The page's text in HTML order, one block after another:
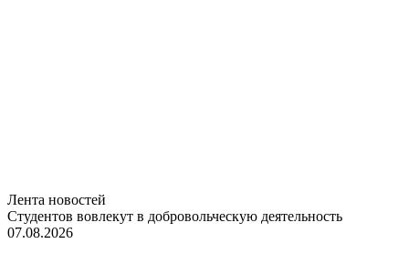
Лента новостей
Студентов вовлекут в добровольческую деятельность
07.08.2026